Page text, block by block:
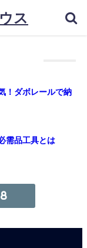
ス
！ダボレールで納
需品工具とは